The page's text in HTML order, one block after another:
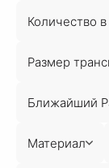
Количество
Размер
Ближайший
Материал